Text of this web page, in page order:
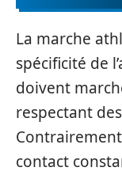
La marche
spécificité de
doivent
respectant
contact